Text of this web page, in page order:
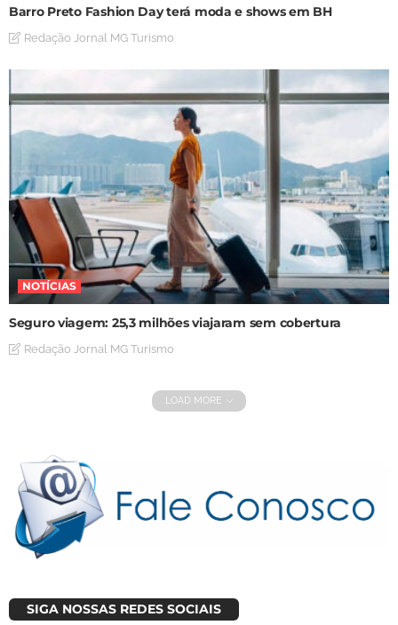
Barro Preto Fashion Day terá moda e shows em BH
Redação Jornal MG Turismo
NOTÍCIAS
Seguro viagem: 25,3 milhões viajaram sem cobertura
Redação Jornal MG Turismo
LOAD MORE
SIGA NOSSAS REDES SOCIAIS